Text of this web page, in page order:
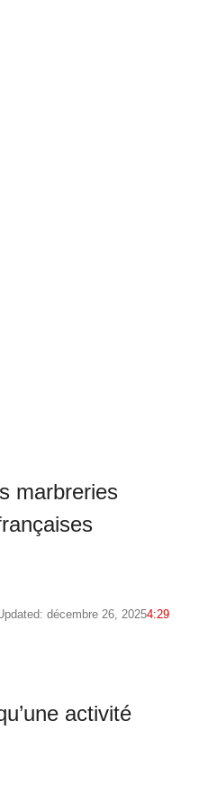
marbreries
décembre 26, 20254:29
activité